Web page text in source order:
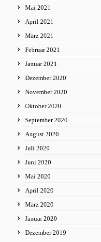
Mai 2021
April 2021
März 2021
Februar 2021
Januar 2021
Dezember 2020
November 2020
Oktober 2020
September 2020
August 2020
Juli 2020
Juni 2020
Mai 2020
April 2020
März 2020
Januar 2020
Dezember 2019